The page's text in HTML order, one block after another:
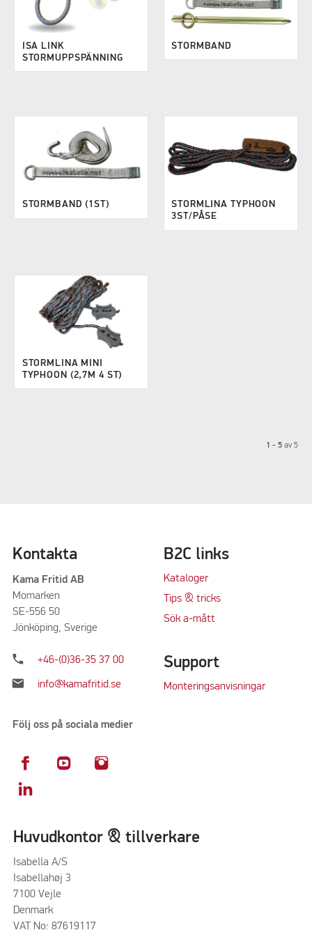
ISA LINK
STORMUPPSPÄNNING
STORMBAND
STORMBAND (1ST)
STORMLINA TYPHOON
3ST/PÅSE
STORMLINA MINI
TYPHOON (2,7M 4 ST)
1 - 5 av5
Kontakta
Kama Fritid AB
Momarken
SE-556 50
Jönköping, Sverige
phone +46-(0)36-35 37 00
mail info@kamafritid.se
Följ oss på sociala medier
B2C links
Kataloger
Tips & tricks
Sök a-mått
Support
Monteringsanvisningar
Huvudkontor & tillverkare
Isabella A/S
Isabellahøj 3
7100 Vejle
Denmark
VAT No: 87619117